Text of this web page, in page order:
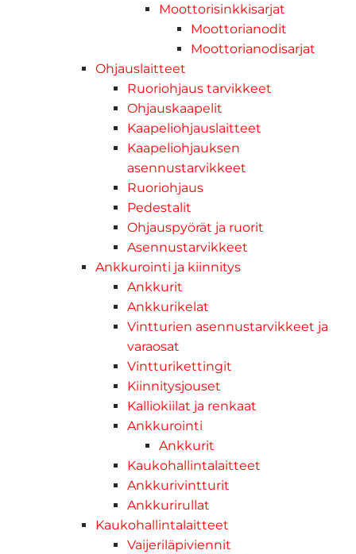
Moottorisinkkisarjat
Moottorianodit
Moottorianodisarjat
Ohjauslaitteet
Ruoriohjaus tarvikkeet
Ohjauskaapelit
Kaapeliohjauslaitteet
Kaapeliohjauksen
asennustarvikkeet
Ruoriohjaus
Pedestalit
Ohjauspyörät ja ruorit
Asennustarvikkeet
Ankkurointi ja kiinnitys
Ankkurit
Ankkurikelat
Vintturien asennustarvikkeet ja
varaosat
Vintturikettingit
Kiinnitysjouset
Kalliokiilat ja renkaat
Ankkurointi
Ankkurit
Kaukohallintalaitteet
Ankkurivintturit
Ankkurirullat
Kaukohallintalaitteet
Vaijeriläpiviennit